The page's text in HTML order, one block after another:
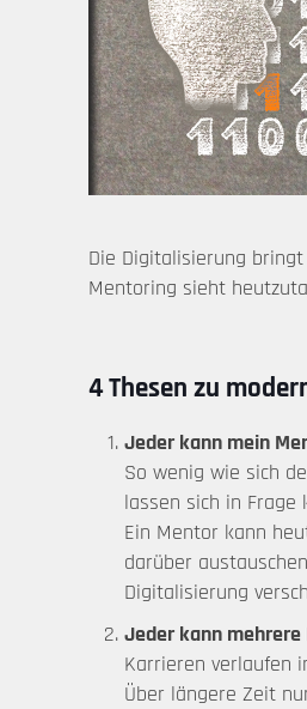
Die Digitalisierung
Mentoring sieht
4 Thesen zu
Jeder kann mein
So wenig wie sich
lassen sich in Frage
Ein Mentor kann
darüber
Digitalisierung
Jeder kann
Karrieren verlaufen
Über längere Zeit